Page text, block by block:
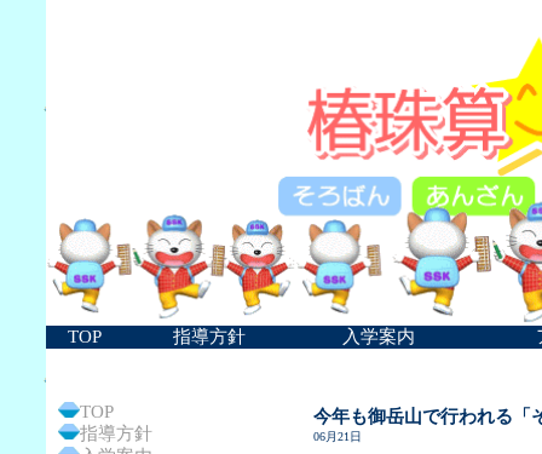
TOP 指導方針 入学案内
TOP
指導方針
今年も御岳山で行われる「
06月21日